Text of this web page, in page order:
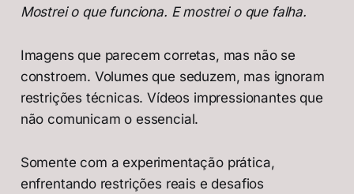
Mostrei o que funciona. E mostrei o que falha.
Imagens que parecem corretas, mas não se
constroem. Volumes que seduzem, mas ignoram
restrições técnicas. Vídeos impressionantes que
não comunicam o essencial.
Somente com a experimentação prática,
enfrentando restrições reais e desafios